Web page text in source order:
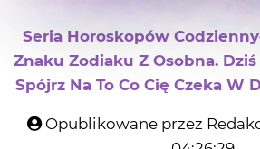
Seria Horoskopów
Znaku Zodiaku Z Osobna. Dziś
Spójrz Na To Co Cię Czeka W
Opublikowane przez